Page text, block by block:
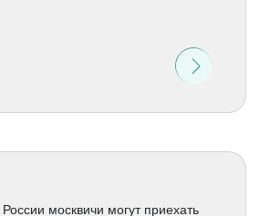
москвичи могут приехать